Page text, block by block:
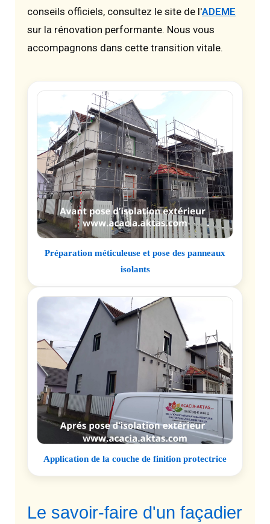
conseils officiels, consultez le site de l'ADEME
sur la rénovation performante. Nous vous
accompagnons dans cette transition vitale.
Préparation méticuleuse et pose des panneaux
isolants
Application de la couche de finition protectrice
Le savoir-faire d'un façadier